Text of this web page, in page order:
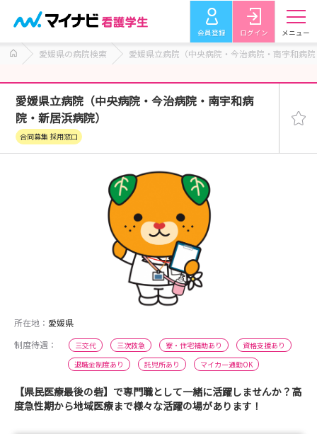
会員登録 ログイン メニュー
愛媛県の病院検索 愛媛県立病院（中央病院・今治病院・南宇和病
愛媛県立病院（中央病院・今治病院・南宇和病
院・新居浜病院）
合同募集 採用窓口
所在地： 愛媛県
制度待遇：
三交代 三次救急 寮・住宅補助あり
資格支援あり
退職金制度あり
託児所あり マイカー通勤OK
【県民医療最後の砦】で専門職として一緒に活躍しませんか？高
度急性期から地域医療まで様々な活躍の場があります！